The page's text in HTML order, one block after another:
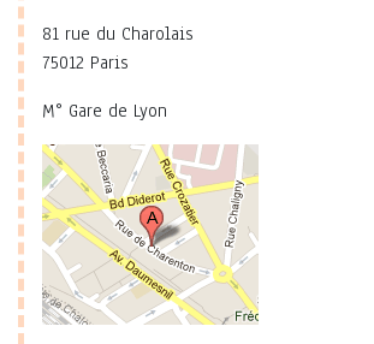
81 rue du Charolais
75012 Paris
M° Gare de Lyon